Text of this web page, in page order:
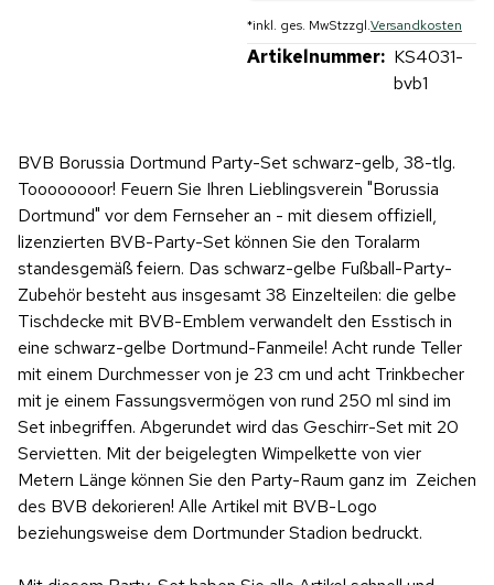
*inkl. ges. MwStzzgl.Versandkosten
Artikelnummer: KS4031-
bvb1
BVB Borussia Dortmund Party-Set schwarz-gelb, 38-tlg.
Toooooooor! Feuern Sie Ihren Lieblingsverein "Borussia
Dortmund" vor dem Fernseher an - mit diesem offiziell,
lizenzierten BVB-Party-Set können Sie den Toralarm
standesgemäß feiern. Das schwarz-gelbe Fußball-Party-
Zubehör besteht aus insgesamt 38 Einzelteilen: die gelbe
Tischdecke mit BVB-Emblem verwandelt den Esstisch in
eine schwarz-gelbe Dortmund-Fanmeile! Acht runde Teller
mit einem Durchmesser von je 23 cm und acht Trinkbecher
mit je einem Fassungsvermögen von rund 250 ml sind im
Set inbegriffen. Abgerundet wird das Geschirr-Set mit 20
Servietten. Mit der beigelegten Wimpelkette von vier
Metern Länge können Sie den Party-Raum ganz im Zeichen
des BVB dekorieren! Alle Artikel mit BVB-Logo
beziehungsweise dem Dortmunder Stadion bedruckt.